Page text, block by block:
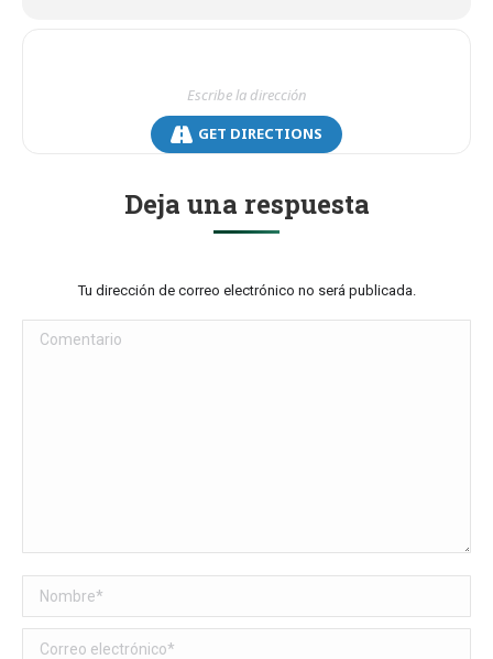
GET DIRECTIONS
Deja una respuesta
Tu dirección de correo electrónico no será publicada.
Comentario
Nombre *
Correo electrónico *